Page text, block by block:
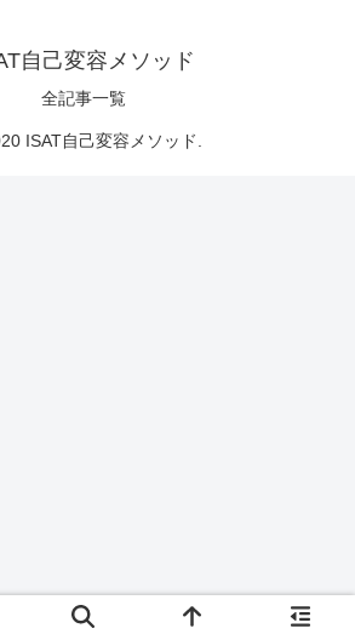
自己変容メソッド
全記事一覧
ISAT自己変容メソッド.